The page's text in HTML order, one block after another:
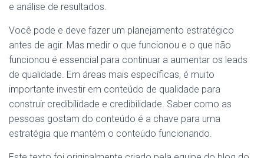
e análise de resultados.
Você pode e deve fazer um planejamento estratégico
antes de agir. Mas medir o que funcionou e o que não
funcionou é essencial para continuar a aumentar os leads
de qualidade. Em áreas mais específicas, é muito
importante investir em conteúdo de qualidade para
construir credibilidade e credibilidade. Saber como as
pessoas gostam do conteúdo é a chave para uma
estratégia que mantém o conteúdo funcionando.